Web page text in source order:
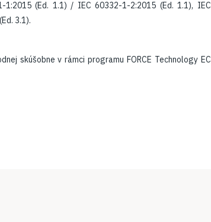
1:2015 (Ed. 1.1) / IEC 60332-1-2:2015 (Ed. 1.1), IEC
3.1).
skúšobne v rámci programu FORCE Technology EC